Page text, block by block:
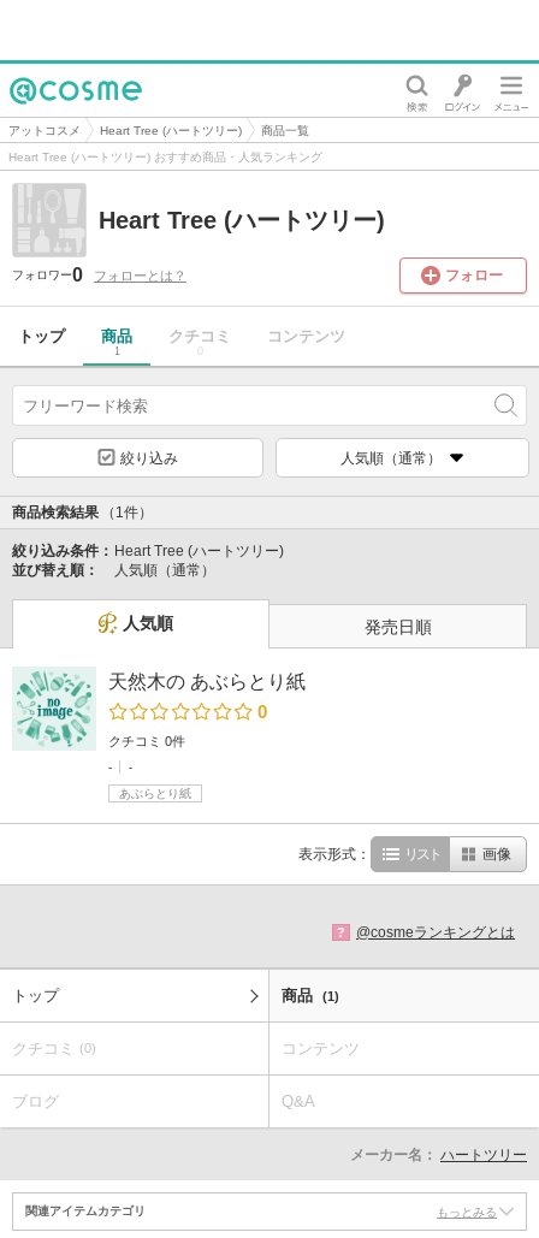
@cosme
アットコスメ Heart Tree (ハートツリー)
商品一覧
Heart Tree (ハートツリー) おすすめ商品・人気ランキング
Heart Tree (ハートツリー)
フォロワー0 フォローとは？ フォロー
トップ 商品
1
クチコミ
0
コンテンツ
絞り込み 人気順（通常）
商品検索結果 （1件）
絞り込み条件： Heart Tree (ハートツリー)
並び替え順：
人気順（通常）
人気順 発売日順
天然木の あぶらとり紙
0
クチコミ 0件
-
-
あぶらとり紙
表示形式： リスト 画像
? @cosmeランキングとは
トップ 商品 (1)
クチコミ (0) コンテンツ
ブログ Q&A
メーカー名： ハートツリー
関連アイテムカテゴリ もっとみる